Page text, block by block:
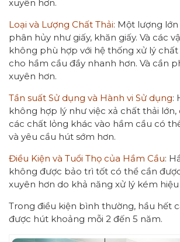
xuyên hơn.
Loại và Lượng Chất Thải: Một lượng
phân hủy như giấy, khăn giấy. Và các
không phù hợp với hệ thống xử lý
cho hầm cầu đầy nhanh hơn. Và cần
xuyên hơn.
Tần suất Sử dụng và Hành vi Sử dụng:
không hợp lý như việc xả chất thải lớn,
các chất lỏng khác vào hầm cầu có
và yêu cầu hút sớm hơn.
Điều Kiện và Tuổi Thọ của Hầm Cầu:
không được bảo trì tốt có thể cần
xuyên hơn do khả năng xử lý kém hiệu
Trong điều kiện bình thường, hầu hết
được hút khoảng mỗi 2 đến 5 năm.